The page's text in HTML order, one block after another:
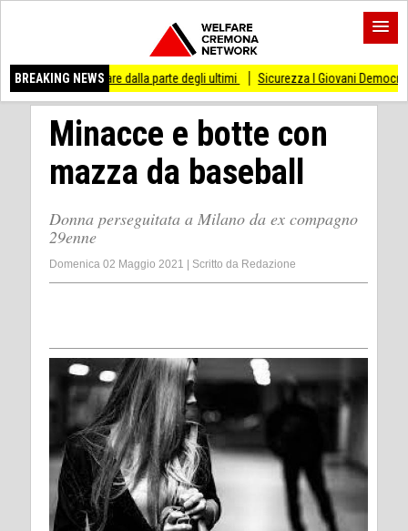
BREAKING NEWS
di stare dalla parte degli ultimi Sicurezza I Giovani Democratici
Minacce e botte con
mazza da baseball
Donna perseguitata a Milano da ex compagno
29enne
Domenica 02 Maggio 2021 Scritto da Redazione